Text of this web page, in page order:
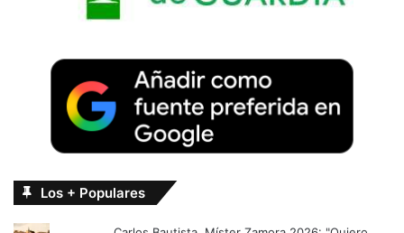
Los + Populares